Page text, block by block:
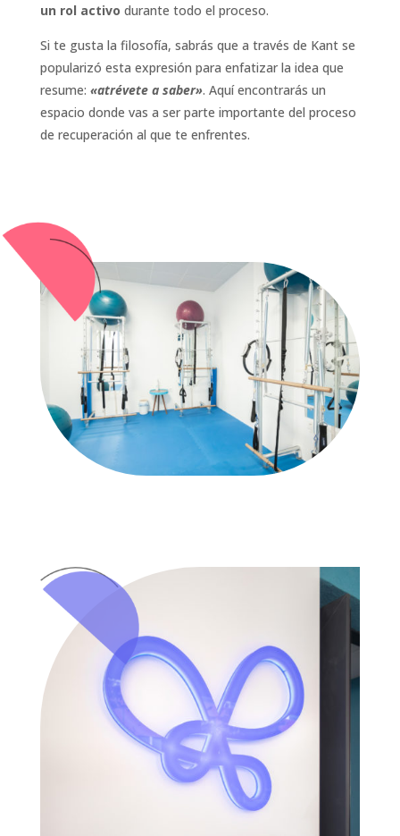
un rol activo durante todo el proceso.
Si te gusta la filosofía, sabrás que a través de Kant se
popularizó esta expresión para enfatizar la idea que
resume: «atrévete a saber». Aquí encontrarás un
espacio donde vas a ser parte importante del proceso
de recuperación al que te enfrentes.